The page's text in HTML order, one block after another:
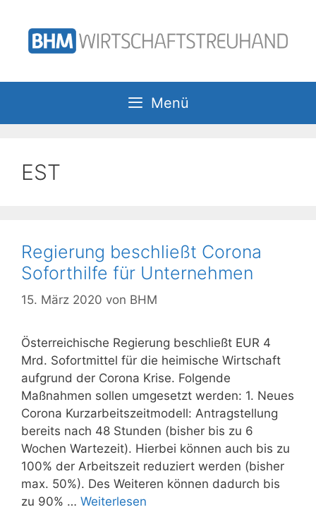
Inhalt
springen
Menü
EST
Regierung beschließt Corona
Soforthilfe für Unternehmen
15. März 2020 von BHM
Österreichische Regierung beschließt EUR 4
Mrd. Sofortmittel für die heimische Wirtschaft
aufgrund der Corona Krise. Folgende
Maßnahmen sollen umgesetzt werden: 1. Neues
Corona Kurzarbeitszeitmodell: Antragstellung
bereits nach 48 Stunden (bisher bis zu 6
Wochen Wartezeit). Hierbei können auch bis zu
100% der Arbeitszeit reduziert werden (bisher
max. 50%). Des Weiteren können dadurch bis
zu 90% … Weiterlesen